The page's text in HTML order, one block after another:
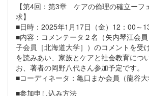
【第4回：第3章 ケアの倫理の確立ーフ
求】
■日時：2025年1月17日（金）12：00～
■内容：コメンテータ２名（矢内琴江会
子会員［北海道大学］）のコメントを受
を読みあい、家族とケアと社会教育につ
お、著者の岡野八代さん参加予定です。
■コーディネータ：亀口まか会員（龍谷大
■参加申し込み方法